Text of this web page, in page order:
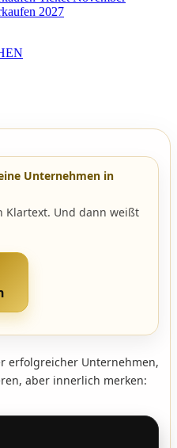
2027
Unternehmen in
Klartext. Und dann weißt
erfolgreicher Unternehmen,
aber innerlich merken: